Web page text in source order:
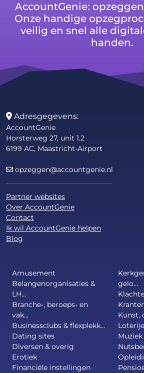
AccountGenie:
Onze handige
veilig en snel alle
handen.
Adresgegevens:
AccountGenie
Horsterweg 27, unit 1.2
6199 AC, Maastricht-Airport
opzeggen@accountgenie.nl
Partner websites
Over AccountGenie
Contact
Ik wil AccountGenie helpen
Blog
Amusement
Belangenorganisaties &
LH...
Branche-, beroeps- en
vak...
Businessclubs & flexplekk...
Dating sites
Diversen & overig
Erotiek
Financiële instellingen
gelo...
Kunst,
Muziek